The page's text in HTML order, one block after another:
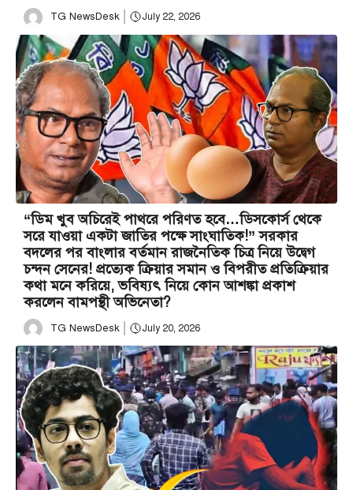
TG NewsDesk July 22, 2026
“ডিম খুব অচিরেই পাথরে পরিণত হবে…ডিসকোর্স থেকে
সরে যাওয়া একটা জাতির পক্ষে সাংঘাতিক!” সরকার
বদলের পর বাংলার বর্তমান রাজনৈতিক চিত্র নিয়ে উদ্বেগ
চন্দন সেনের! প্রত্যেক ক্রিয়ার সমান ও বিপরীত প্রতিক্রিয়ার
কথা মনে করিয়ে, ভবিষ্যৎ নিয়ে কোন আশঙ্কা প্রকাশ
করলেন বামপন্থী অভিনেতা?
TG NewsDesk July 20, 2026